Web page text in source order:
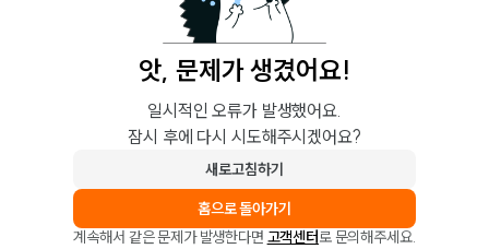
앗, 문제가 생겼어요!
일시적인 오류가 발생했어요.
잠시 후에 다시 시도해주시겠어요?
새로고침하기
홈으로 돌아가기
계속해서 같은 문제가 발생한다면 고객센터로 문의해주세요.